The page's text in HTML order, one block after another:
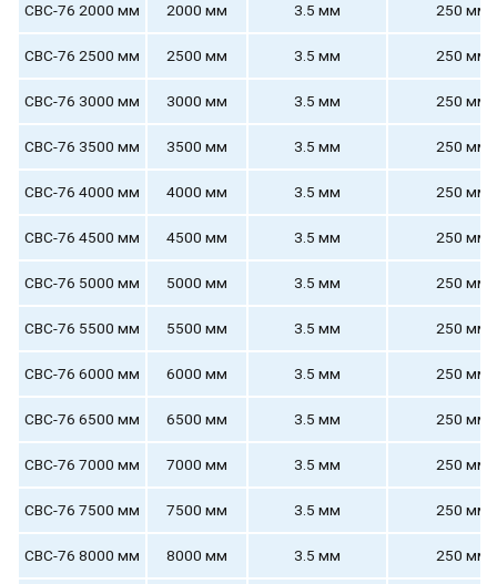
СВС-76 2000 мм 2000 мм 3.5 мм 250 мм
СВС-76 2500 мм 2500 мм 3.5 мм 250 мм
СВС-76 3000 мм 3000 мм 3.5 мм 250 мм
СВС-76 3500 мм 3500 мм 3.5 мм 250 мм
СВС-76 4000 мм 4000 мм 3.5 мм 250 мм
СВС-76 4500 мм 4500 мм 3.5 мм 250 мм
СВС-76 5000 мм 5000 мм 3.5 мм 250 мм
СВС-76 5500 мм 5500 мм 3.5 мм 250 мм
СВС-76 6000 мм 6000 мм 3.5 мм 250 мм
СВС-76 6500 мм 6500 мм 3.5 мм 250 мм
СВС-76 7000 мм 7000 мм 3.5 мм 250 мм
СВС-76 7500 мм 7500 мм 3.5 мм 250 мм
СВС-76 8000 мм 8000 мм 3.5 мм 250 мм